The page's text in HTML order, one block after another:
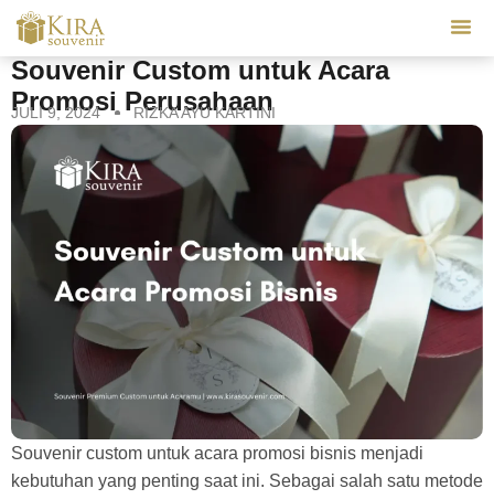
Souvenir Custom untuk Acara
Promosi Perusahaan
JULI 9, 2024 RIZKA AYU KARTINI
Souvenir custom untuk acara promosi bisnis menjadi
kebutuhan yang penting saat ini. Sebagai salah satu metode